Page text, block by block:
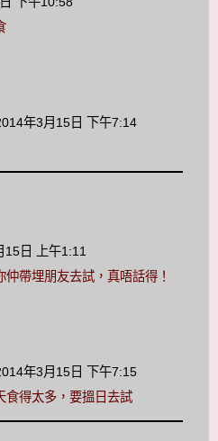
年3月15日 下午7:14
15日 上午1:11
帶埋朋友去試，真唔話得！
年3月15日 下午7:15
食得太多，要搵日去試